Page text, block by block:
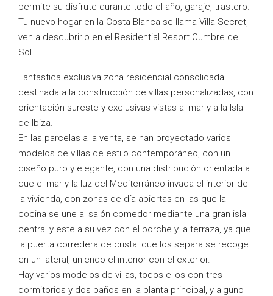
permite su disfrute durante todo el año, garaje, trastero.
Tu nuevo hogar en la Costa Blanca se llama Villa Secret,
ven a descubrirlo en el Residential Resort Cumbre del
Sol.
Fantastica exclusiva zona residencial consolidada
destinada a la construcción de villas personalizadas, con
orientación sureste y exclusivas vistas al mar y a la Isla
de Ibiza.
En las parcelas a la venta, se han proyectado varios
modelos de villas de estilo contemporáneo, con un
diseño puro y elegante, con una distribución orientada a
que el mar y la luz del Mediterráneo invada el interior de
la vivienda, con zonas de día abiertas en las que la
cocina se une al salón comedor mediante una gran isla
central y este a su vez con el porche y la terraza, ya que
la puerta corredera de cristal que los separa se recoge
en un lateral, uniendo el interior con el exterior.
Hay varios modelos de villas, todos ellos con tres
dormitorios y dos baños en la planta principal, y alguno